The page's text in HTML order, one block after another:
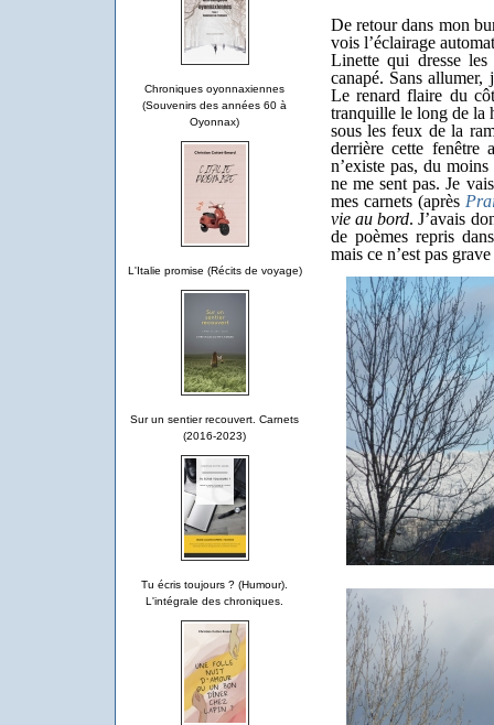
Chroniques oyonnaxiennes
(Souvenirs des années 60 à
Oyonnax)
L'Italie promise (Récits de voyage)
Sur un sentier recouvert. Carnets
(2016-2023)
Tu écris toujours ? (Humour).
L'intégrale des chroniques.
De retour dans mon
vois l’éclairage
Linette qui dresse
canapé. Sans allumer,
Le renard flaire du
tranquille le long de la
sous les feux de la
derrière cette
n’existe pas, du
ne me sent pas. Je
mes carnets (après
vie au bord. J’avais
de poèmes repris
mais ce n’est pas